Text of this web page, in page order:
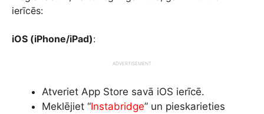
ierīcēs:
iOS (iPhone/iPad):
ADVERTISEMENT
Atveriet App Store savā iOS ierīcē.
Meklējiet “Instabridge” un pieskarieties